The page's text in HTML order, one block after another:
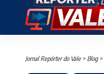
Jornal Repórter do Vale> Blog>